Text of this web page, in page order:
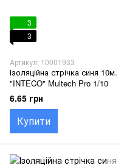
3
3
Артикул: 10001933
Ізоляційна стрічка синя 10м.
"INTECO" Multech Pro 1/10
6.65 грн
Купити